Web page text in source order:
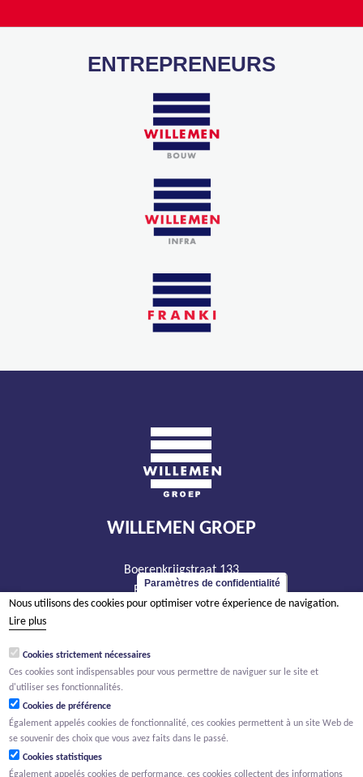
ENTREPRENEURS
WILLEMEN GROEP
Boerenkrijgstraat 133
BE - 2800 Malines
tél +32 15 569 965
RPM Anvers, département Malines
Paramètres de confidentialité
Nous utilisons des cookies pour optimiser votre éxperience de navigation.
Lire plus
Cookies strictement nécessaires
Ces cookies sont indispensables pour vous permettre de naviguer sur le site et
d'utiliser ses fonctionnalités.
Cookies de préférence
Également appelés cookies de fonctionnalité, ces cookies permettent à un site Web de
se souvenir des choix que vous avez faits dans le passé.
Cookies statistiques
Également appelés cookies de performance, ces cookies collectent des informations